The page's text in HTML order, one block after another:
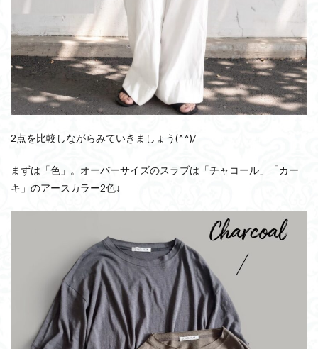
2点を比較しながらみていきましょう(^^)/
まずは「色」。オーバーサイズのスラブは「チャコール」「カー
キ」のアースカラー2色↓